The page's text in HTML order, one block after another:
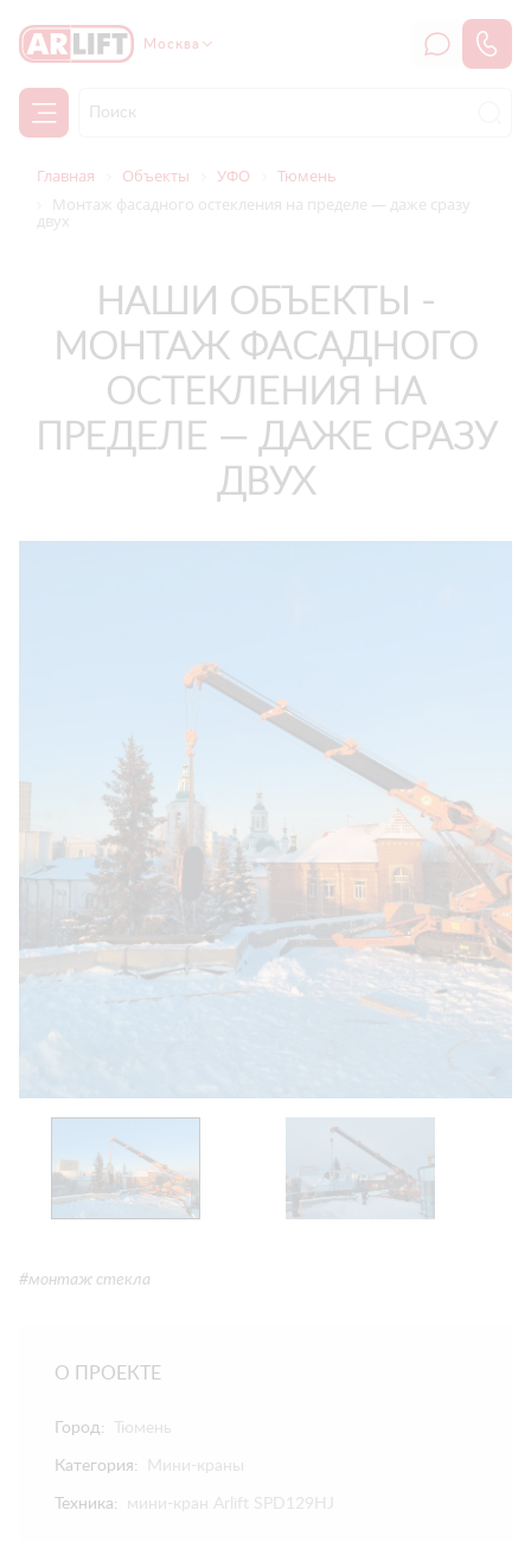
Москва
Главная Объекты УФО
Тюмень
Монтаж фасадного остекления на пределе — даже сразу
двух
НАШИ ОБЪЕКТЫ -
МОНТАЖ ФАСАДНОГО
ОСТЕКЛЕНИЯ НА
ПРЕДЕЛЕ — ДАЖЕ СРАЗУ
ДВУХ
#монтаж стекла
О ПРОЕКТЕ
Город: Тюмень
Категория: Мини-краны
Техника: мини-кран Arlift SPD129HJ